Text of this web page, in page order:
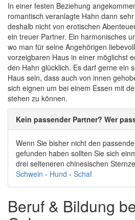
In einer festen Beziehung
romantisch veranlagte Hahn dann
deshalb nicht von erotischen
ein treuer Partner. Ein harmonisches
wo man für seine Angehörigen
vorzeigbaren Haus in einer möglichst
den Hahn glücklich. Es darf gerne ein
Haus sein, dass auch von innen
sich eignen um bei einem Essen mit
stehen zu können.
Kein passender Partner? Wer
Wenn Sie bisher nicht den
gefunden haben sollten Sie sich
drei selteneren chinesischen
Schwein - Hund - Schaf
Beruf & Bildung